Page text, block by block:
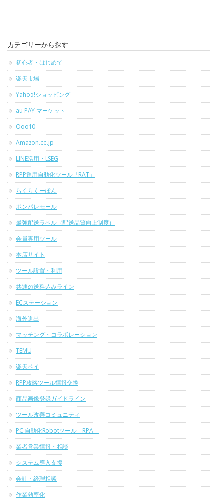
カテゴリーから探す
初心者・はじめて
楽天市場
Yahoo!ショッピング
au PAY マーケット
Qoo10
Amazon.co.jp
LINE活用・LSEG
RPP運用自動化ツール「RAT」
らくらくーぽん
ポンパレモール
最強配送ラベル（配送品質向上制度）
会員専用ツール
本店サイト
ツール設置・利用
共通の送料込みライン
ECステーション
海外進出
マッチング・コラボレーション
TEMU
楽天ペイ
RPP攻略ツール情報交換
商品画像登録ガイドライン
ツール改善コミュニティ
PC 自動化Robotツール「RPA」
業者営業情報・相談
システム導入支援
会計・経理相談
作業効率化